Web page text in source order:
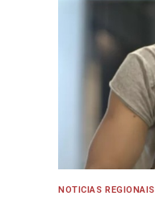
NOTICIAS REGIONAIS